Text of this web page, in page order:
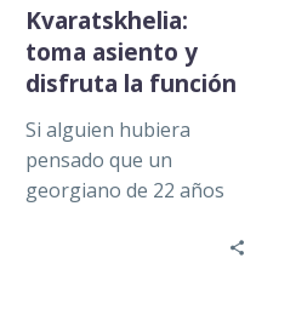
Kvaratskhelia:
toma asiento y
disfruta la función
Si alguien hubiera
pensado que un
georgiano de 22 años